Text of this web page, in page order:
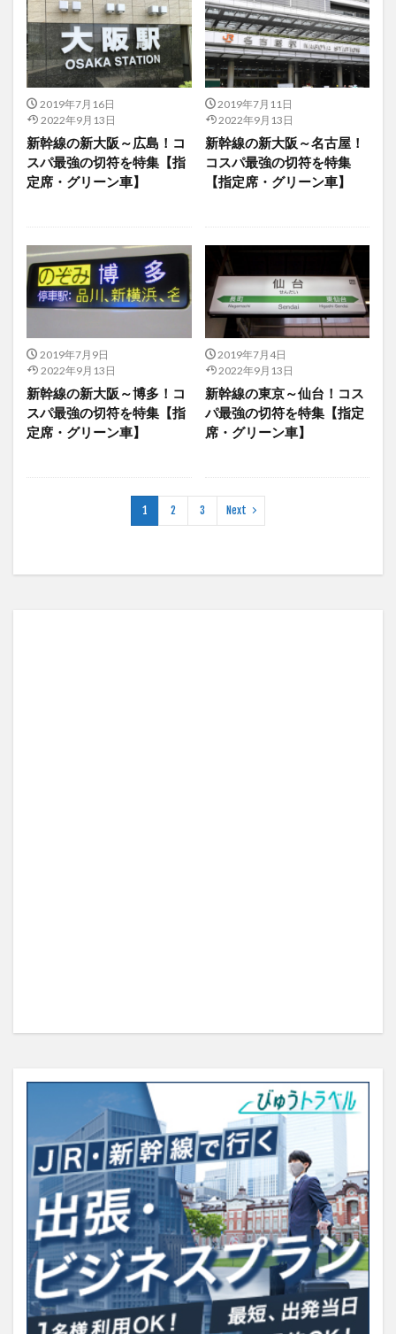
2019年7月16日
2022年9月13日
新幹線の新大阪～広島！コ
スパ最強の切符を特集【指
定席・グリーン車】
2019年7月11日
2022年9月13日
新幹線の新大阪～名古屋！
コスパ最強の切符を特集
【指定席・グリーン車】
2019年7月9日
2022年9月13日
新幹線の新大阪～博多！コ
スパ最強の切符を特集【指
定席・グリーン車】
2019年7月4日
2022年9月13日
新幹線の東京～仙台！コス
パ最強の切符を特集【指定
席・グリーン車】
1 2 3 Next